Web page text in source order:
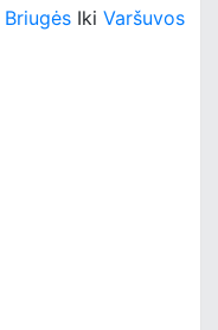
Briugės Iki Varšuvos